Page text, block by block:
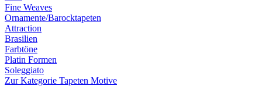
Fine Weaves
Ornamente/Barocktapeten
Attraction
Brasilien
Farbtöne
Platin Formen
Soleggiato
Zur Kategorie Tapeten Motive